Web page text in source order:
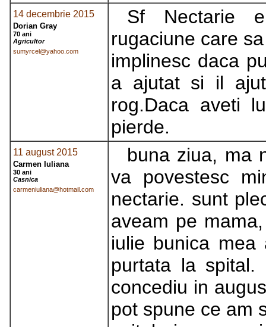
14 decembrie 2015
Dorian Gray
70 ani
Agricultor
sumyrcel@yahoo.com
Sf Nectarie
rugaciune care
implinesc daca
a ajutat si il
rog.Daca aveti
pierde.
11 august 2015
Carmen Iuliana
30 ani
Casnica
carmeniuliana@hotmail.com
buna ziua, ma
va povestesc
nectarie. sunt
aveam pe
iulie bunica
purtata la
concediu in
pot spune ce am